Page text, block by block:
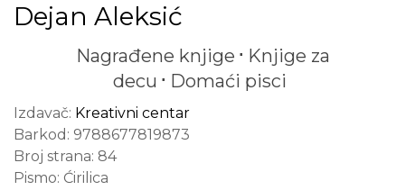
Dejan Aleksić
Nagrađene knjige
Knjige za
decu
Domaći pisci
Izdavač: Kreativni centar
Barkod: 9788677819873
Broj strana: 84
Pismo: Ćirilica